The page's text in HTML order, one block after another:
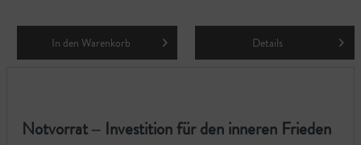
In den Warenkorb Details
Notvorrat – Investition für den inneren Frieden